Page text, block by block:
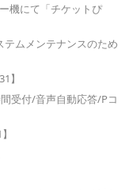
機にて「チケットぴ
ムメンテナンスのため
】
受付/音声自動応答/Pコ